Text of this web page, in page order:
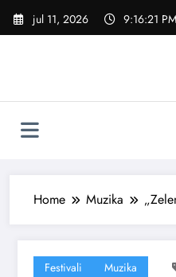
Skoči
jul 11, 2026 9:16:22 PM
Home Muzika
Festivali Muzika